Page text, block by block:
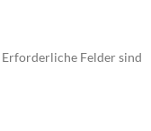
Erforderliche Felder sind